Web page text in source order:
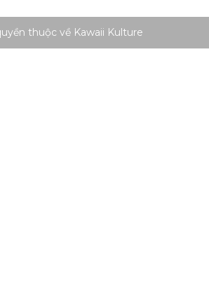
thuộc về Kawaii Kulture